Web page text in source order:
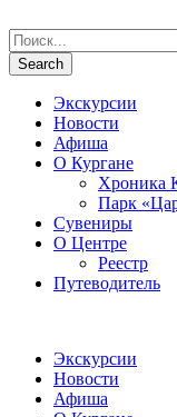
Экскурсии
Новости
Афиша
О Кургане
Хроника
Парк
Сувениры
О Центре
Реестр
Путеводитель
Экскурсии
Новости
Афиша